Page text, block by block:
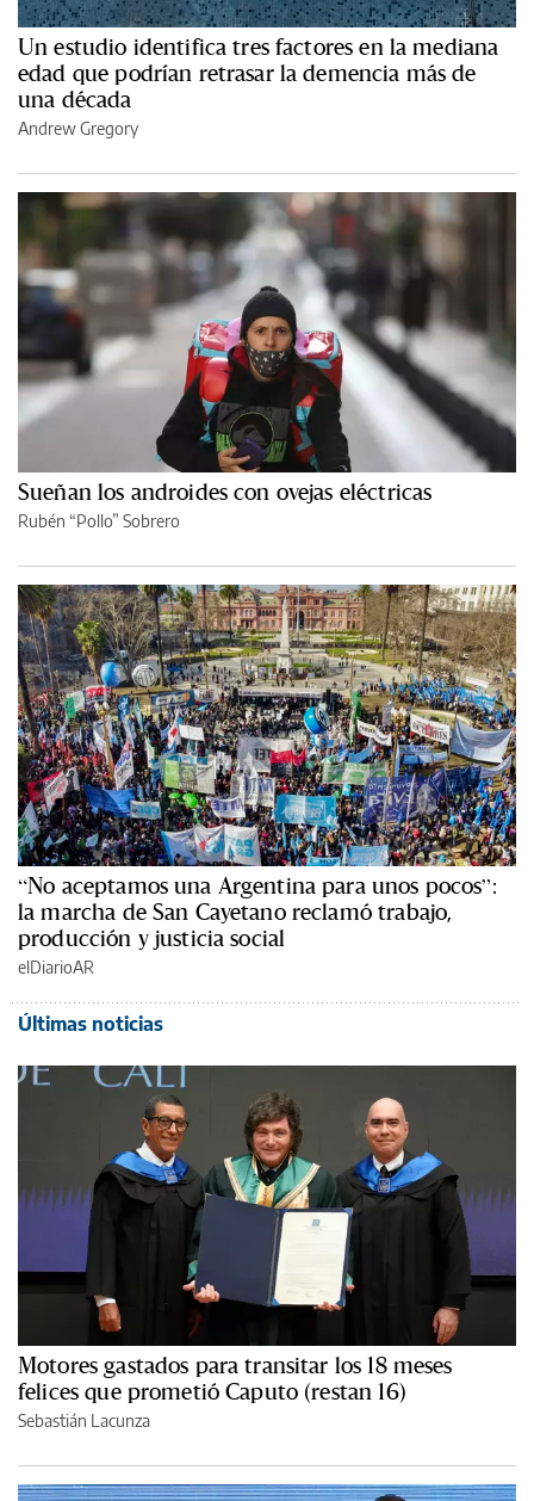
Un estudio identifica tres factores en la mediana
edad que podrían retrasar la demencia más de
una década
Andrew Gregory
Sueñan los androides con ovejas eléctricas
Rubén “Pollo” Sobrero
“No aceptamos una Argentina para unos pocos”:
la marcha de San Cayetano reclamó trabajo,
producción y justicia social
elDiarioAR
Últimas noticias
Motores gastados para transitar los 18 meses
felices que prometió Caputo (restan 16)
Sebastián Lacunza